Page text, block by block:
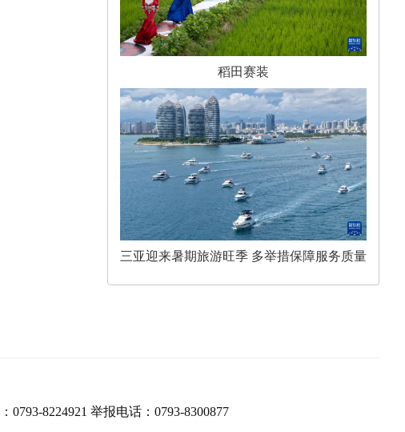
稻田赛装
三亚迎来暑期旅游旺季 多举措保障服务质量
8224921 举报电话：0793-8300877